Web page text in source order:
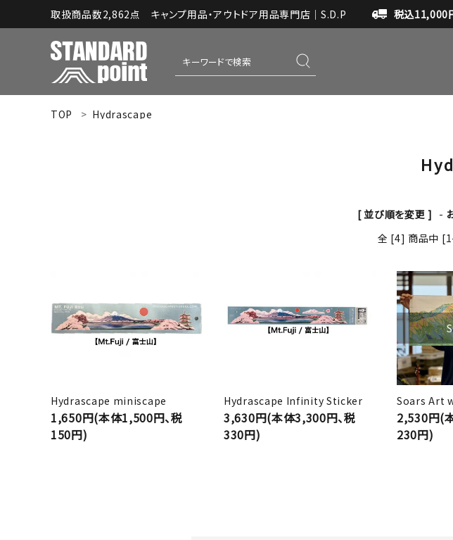
取扱商品数2,862点 キャンプ用品・アウトドア用品専門店｜S.D.P 税込11,000
TOP Hydrascape
[ 並び順を変更 ] -
全 [4] 商品中
Hydrascape miniscape
1,650円(本体1,500円、税
150円)
Hydrascape Infinity Sticker
3,630円(本体3,300円、税
330円)
Soars Art
2,530円(
230円)